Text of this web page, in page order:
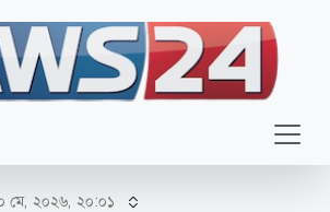
‘নতুন নির্দেশনা’
সর্বোচ্চ নেতা
মে, ২০২৬, ২০:০১